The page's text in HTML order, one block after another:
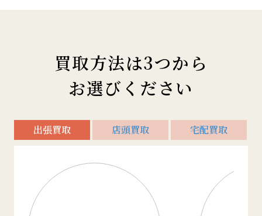
買取方法は3つから
お選びください
出張買取 店頭買取 宅配買取